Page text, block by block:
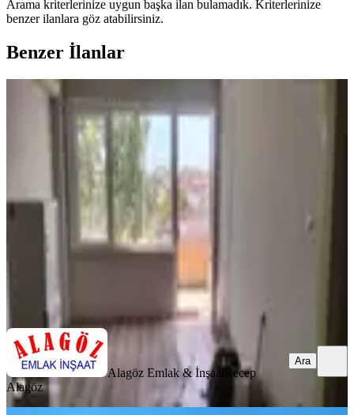
Arama kriterlerinize uygun başka ilan bulamadık. Kriterlerinize
benzer ilanlara göz atabilirsiniz.
Benzer İlanlar
YENİ
Alagöz'den 2+1 Horhorda Kiralık
Daire
Fatih, İskenderpaşa Mahallesi
2+1
85 m²· 4. Kat
30.000 ₺
Recep Alagöz
Alagöz Emlak & İnşaat Recep
Alagöz
Ara